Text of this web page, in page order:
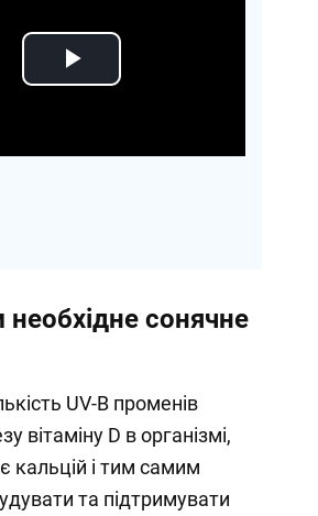
Play
сонячне
UV-B променів
вітаміну D в організмі,
кальцій і тим самим
та підтримувати